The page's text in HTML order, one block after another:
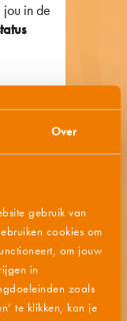
Over
gebruik van
cookies om
om jouw
in
zoals
te klikken, kan je
in de